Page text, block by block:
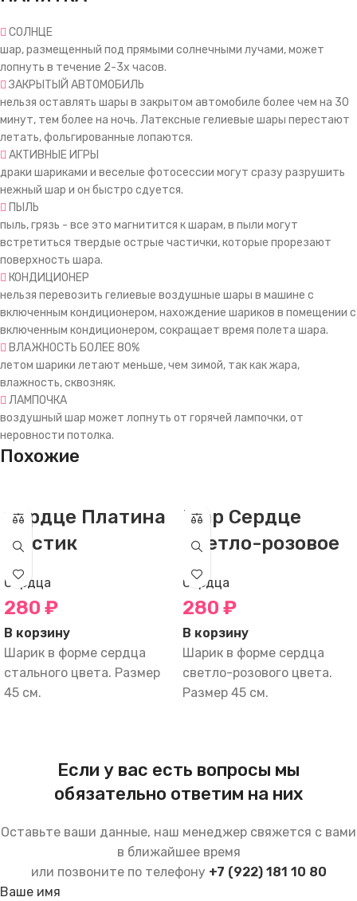
СОЛНЦЕ
шар, размещенный под прямыми солнечными лучами, может
лопнуть в течение 2-3х часов.
ЗАКРЫТЫЙ АВТОМОБИЛЬ
нельзя оставлять шары в закрытом автомобиле более чем на 30
минут, тем более на ночь. Латексные гелиевые шары перестают
летать, фольгированные лопаются.
АКТИВНЫЕ ИГРЫ
драки шариками и веселые фотосессии могут сразу разрушить
нежный шар и он быстро сдуется.
ПЫЛЬ
пыль, грязь - все это магнитится к шарам, в пыли могут
встретиться твердые острые частички, которые прорезают
поверхность шара.
КОНДИЦИОНЕР
нельзя перевозить гелиевые воздушные шары в машине с
включенным кондиционером, нахождение шариков в помещении с
включенным кондиционером, сокращает время полета шара.
ВЛАЖНОСТЬ БОЛЕЕ 80%
летом шарики летают меньше, чем зимой, так как жара,
влажность, сквозняк.
ЛАМПОЧКА
воздушный шар может лопнуть от горячей лампочки, от
неровности потолка.
Похожие
Сердце Платина
Мистик
Сердца
280 ₽
В корзину
Шарик в форме сердца
стального цвета. Размер
45 см.
Шар Сердце
Светло-розовое
Сердца
280 ₽
В корзину
Шарик в форме сердца
светло-розового цвета.
Размер 45 см.
Если у вас есть вопросы мы
обязательно ответим на них
Оставьте ваши данные, наш менеджер свяжется с вами
в ближайшее время
или позвоните по телефону +7 (922) 181 10 80
Ваше имя